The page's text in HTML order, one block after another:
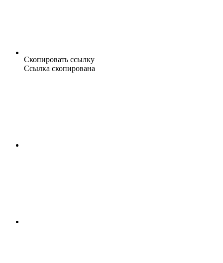
Скопировать ссылку
Ссылка скопирована